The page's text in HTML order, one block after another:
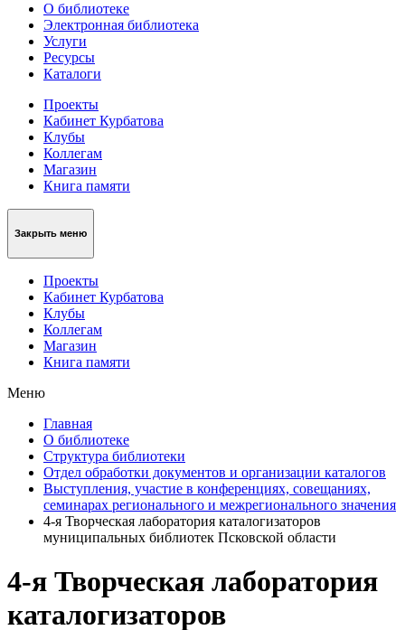
О библиотеке
Электронная библиотека
Услуги
Ресурсы
Каталоги
Проекты
Кабинет Курбатова
Клубы
Коллегам
Магазин
Книга памяти
Закрыть меню
Проекты
Кабинет Курбатова
Клубы
Коллегам
Магазин
Книга памяти
Меню
Главная
О библиотеке
Структура библиотеки
Отдел обработки документов и организации каталогов
Выступления, участие в конференциях, совещаниях,
семинарах регионального и межрегионального значения
4-я Творческая лаборатория каталогизаторов
муниципальных библиотек Псковской области
4-я Творческая лаборатория
каталогизаторов